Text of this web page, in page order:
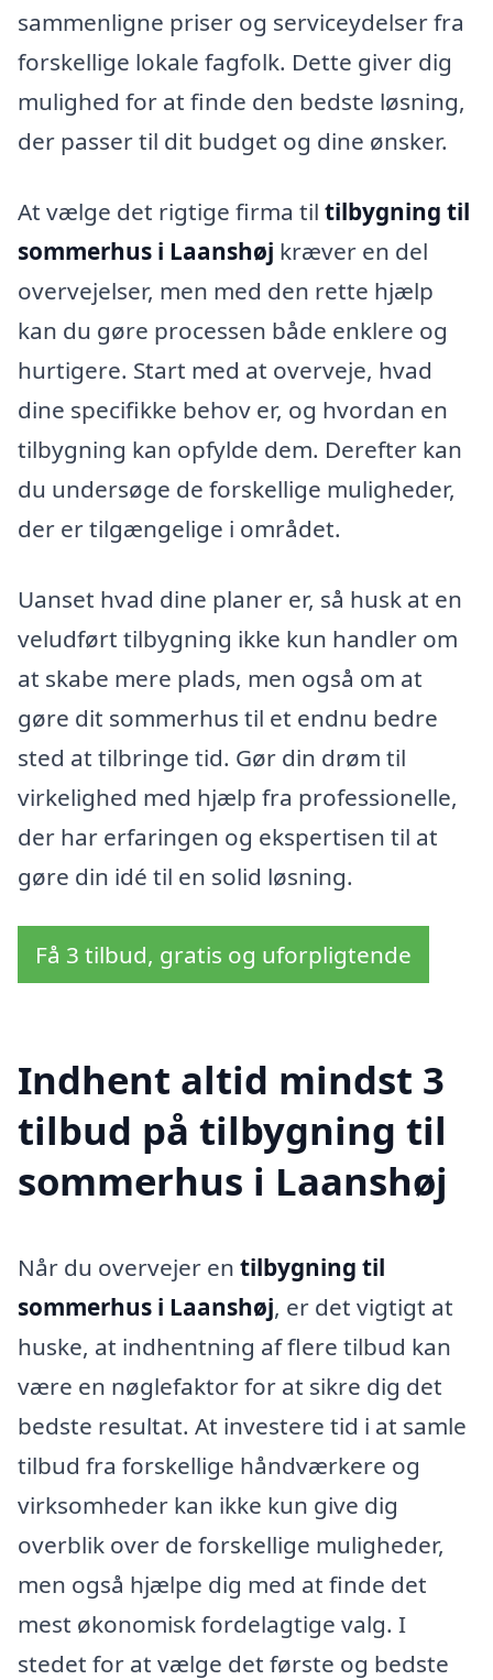
sammenligne priser og serviceydelser fra
forskellige lokale fagfolk. Dette giver dig
mulighed for at finde den bedste løsning,
der passer til dit budget og dine ønsker.
At vælge det rigtige firma til tilbygning til
sommerhus i Laanshøj kræver en del
overvejelser, men med den rette hjælp
kan du gøre processen både enklere og
hurtigere. Start med at overveje, hvad
dine specifikke behov er, og hvordan en
tilbygning kan opfylde dem. Derefter kan
du undersøge de forskellige muligheder,
der er tilgængelige i området.
Uanset hvad dine planer er, så husk at en
veludført tilbygning ikke kun handler om
at skabe mere plads, men også om at
gøre dit sommerhus til et endnu bedre
sted at tilbringe tid. Gør din drøm til
virkelighed med hjælp fra professionelle,
der har erfaringen og ekspertisen til at
gøre din idé til en solid løsning.
Få 3 tilbud, gratis og uforpligtende
Indhent altid mindst 3
tilbud på tilbygning til
sommerhus i Laanshøj
Når du overvejer en tilbygning til
sommerhus i Laanshøj, er det vigtigt at
huske, at indhentning af flere tilbud kan
være en nøglefaktor for at sikre dig det
bedste resultat. At investere tid i at samle
tilbud fra forskellige håndværkere og
virksomheder kan ikke kun give dig
overblik over de forskellige muligheder,
men også hjælpe dig med at finde det
mest økonomisk fordelagtige valg. I
stedet for at vælge det første og bedste